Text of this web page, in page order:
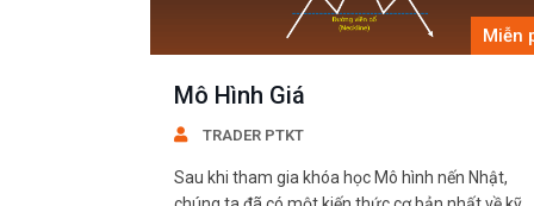
Miễn
Mô Hình Giá
TRADER PTKT
Sau khi tham gia khóa học Mô hình nến Nhật,